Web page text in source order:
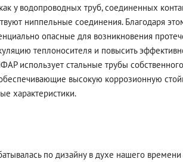
у водопроводных труб, соединенных
ниппельные соединения. Благодаря
опасные для возникновения
теплоносителя и повысить
использует стальные трубы
высокую коррозионную
характеристики.
по дизайну в духе нашего